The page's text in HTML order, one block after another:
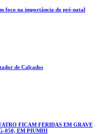
foco na importância do pré-natal
de Calçados
FICAM FERIDAS EM GRAVE
050, EM PIUMHI